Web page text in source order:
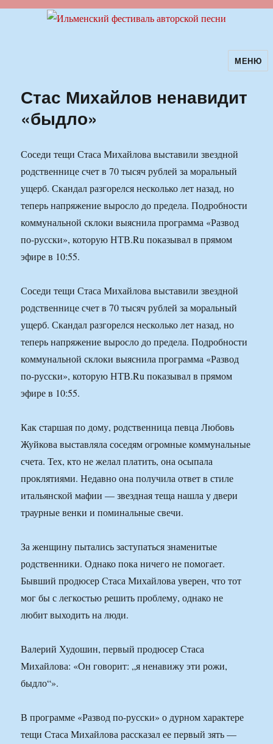
Ильменский фестиваль авторскойМЕНЮ
Стас Михайлов ненавидит
«быдло»
Соседи тещи Стаса Михайлова выставили звездной
родственнице счет в 70 тысяч рублей за моральный
ущерб. Скандал разгорелся несколько лет назад, но
теперь напряжение выросло до предела. Подробности
коммунальной склоки выяснила программа «Развод
по-русски», которую НТВ.Ru показывал в прямом
эфире в 10:55.
Соседи тещи Стаса Михайлова выставили звездной
родственнице счет в 70 тысяч рублей за моральный
ущерб. Скандал разгорелся несколько лет назад, но
теперь напряжение выросло до предела. Подробности
коммунальной склоки выяснила программа «Развод
по-русски», которую НТВ.Ru показывал в прямом
эфире в 10:55.
Как старшая по дому, родственница певца Любовь
Жуйкова выставляла соседям огромные коммунальные
счета. Тех, кто не желал платить, она осыпала
проклятиями. Недавно она получила ответ в стиле
итальянской мафии — звездная теща нашла у двери
траурные венки и поминальные свечи.
За женщину пытались заступаться знаменитые
родственники. Однако пока ничего не помогает.
Бывший продюсер Стаса Михайлова уверен, что тот
мог бы с легкостью решить проблему, однако не
любит выходить на люди.
Валерий Худошин, первый продюсер Стаса
Михайлова: «Он говорит: „я ненавижу эти рожи,
быдло“».
В программе «Развод по-русски» о дурном характере
тещи Стаса Михайлова рассказал ее первый зять —